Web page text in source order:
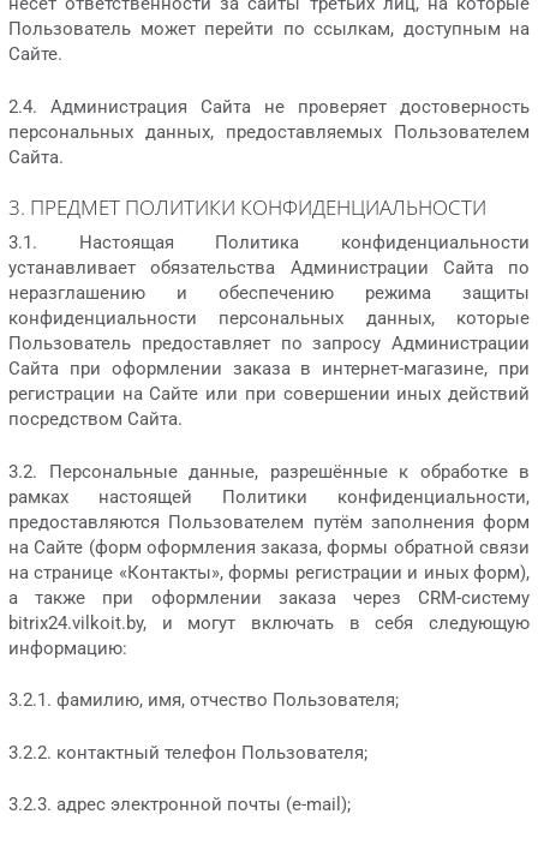
Пользователь может перейти по ссылкам, доступным на
Сайте.
2.4. Администрация Сайта не проверяет достоверность
персональных данных, предоставляемых Пользователем
Сайта.
3. ПРЕДМЕТ ПОЛИТИКИ КОНФИДЕНЦИАЛЬНОСТИ
3.1. Настоящая Политика конфиденциальности
устанавливает обязательства Администрации Сайта по
неразглашению и обеспечению режима защиты
конфиденциальности персональных данных, которые
Пользователь предоставляет по запросу Администрации
Сайта при оформлении заказа в интернет-магазине, при
регистрации на Сайте или при совершении иных действий
посредством Сайта.
3.2. Персональные данные, разрешённые к обработке в
рамках настоящей Политики конфиденциальности,
предоставляются Пользователем путём заполнения форм
на Сайте (форм оформления заказа, формы обратной связи
на странице «Контакты», формы регистрации и иных форм),
а также при оформлении заказа через CRM-систему
bitrix24.vilkoit.by, и могут включать в себя следующую
информацию:
3.2.1. фамилию, имя, отчество Пользователя;
3.2.2. контактный телефон Пользователя;
3.2.3. адрес электронной почты (e-mail);